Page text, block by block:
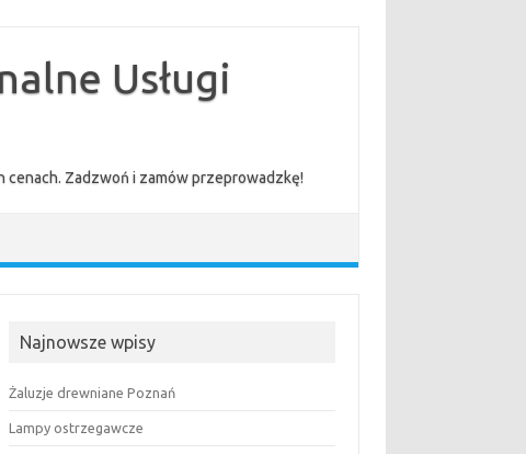
Usługi
Zadzwoń i zamów przeprowadzkę!
Najnowsze wpisy
Żaluzje drewniane Poznań
Lampy ostrzegawcze